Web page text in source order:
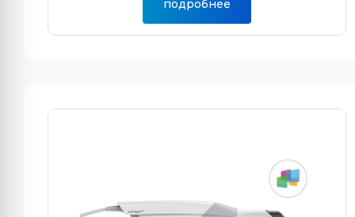
подробнее